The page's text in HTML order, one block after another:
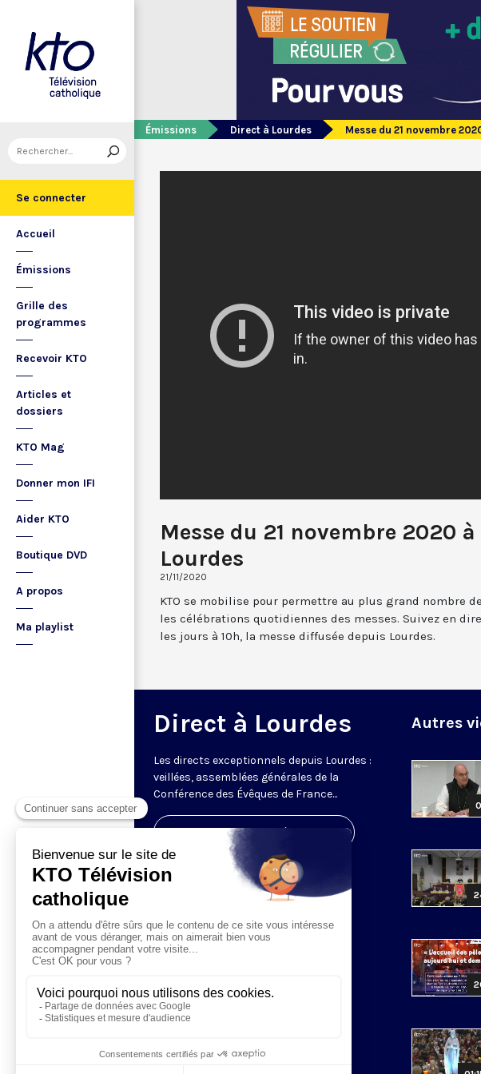
Se connecter
Accueil
Émissions
Grille des
programmes
Recevoir KTO
Articles et
dossiers
KTO Mag
Donner mon IFI
Aider KTO
Boutique DVD
A propos
Ma playlist
Émissions Direct à Lourdes Messe du 21 novembre
Messe du 21 novembre 2020 à
Lourdes
21/11/2020
KTO se mobilise pour permettre au plus grand nombre
les célébrations quotidiennes des messes. Suivez en
les jours à 10h, la messe diffusée depuis Lourdes.
Direct à Lourdes
Les directs exceptionnels depuis Lourdes :
veillées, assemblées générales de la
Conférence des Évêques de France...
Visiter la page de l'émission
Autres